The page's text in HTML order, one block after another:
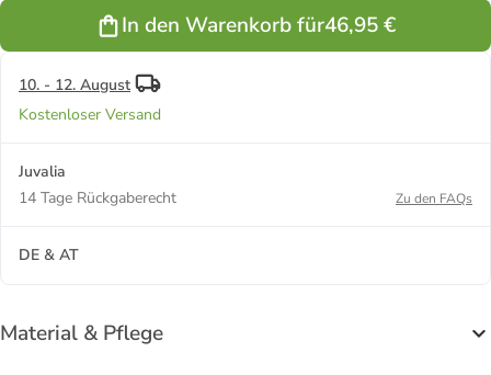
In den Warenkorb für46,95 €
10. - 12. August
Kostenloser Versand
Juvalia
14 Tage Rückgaberecht
Zu den FAQs
DE & AT
Material & Pflege